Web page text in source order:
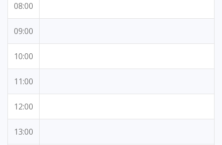
08:00
09:00
10:00
11:00
12:00
13:00